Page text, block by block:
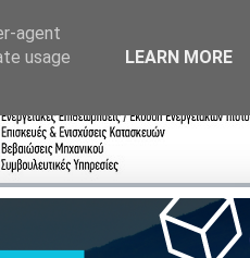
agent
usage
LEARN MORE